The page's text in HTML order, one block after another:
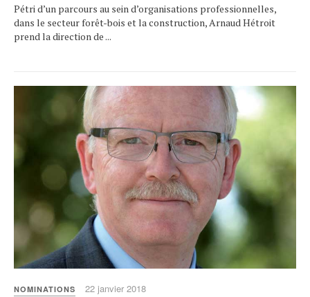
Pétri d’un parcours au sein d’organisations professionnelles,
dans le secteur forêt-bois et la construction, Arnaud Hétroit
prend la direction de ...
NOMINATIONS 22 janvier 2018